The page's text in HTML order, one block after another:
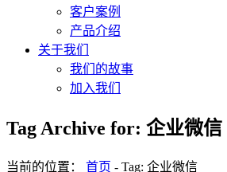
客户案例
产品介绍
关于我们
我们的故事
加入我们
Tag Archive for: 企业微信
当前的位置： 首页 - Tag: 企业微信